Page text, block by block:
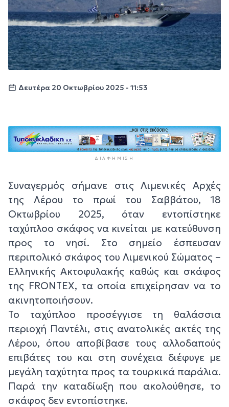
Δευτέρα 20 Οκτωβρίου 2025 - 11:53
ΔΙΑΦΉΜΙΣΗ
Συναγερμός σήμανε στις Λιμενικές Αρχές
της Λέρου το πρωί του Σαββάτου, 18
Οκτωβρίου 2025, όταν εντοπίστηκε
ταχύπλοο σκάφος να κινείται με κατεύθυνση
προς το νησί. Στο σημείο έσπευσαν
περιπολικό σκάφος του Λιμενικού Σώματος –
Ελληνικής Ακτοφυλακής καθώς και σκάφος
της FRONTEX, τα οποία επιχείρησαν να το
ακινητοποιήσουν.
Το ταχύπλοο προσέγγισε τη θαλάσσια
περιοχή Παντέλι, στις ανατολικές ακτές της
Λέρου, όπου αποβίβασε τους αλλοδαπούς
επιβάτες του και στη συνέχεια διέφυγε με
μεγάλη ταχύτητα προς τα τουρκικά παράλια.
Παρά την καταδίωξη που ακολούθησε, το
σκάφος δεν εντοπίστηκε.